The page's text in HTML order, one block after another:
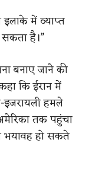
में व्याप्त
है।”
बनाए जाने की
कि ईरान में
हमले
तक पहुंचा
भयावह हो सकते